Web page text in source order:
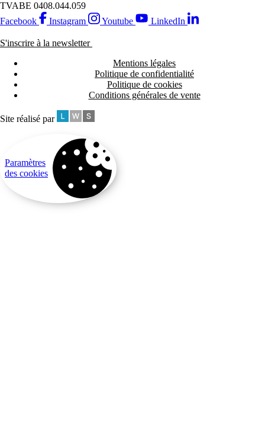
TVABE 0408.044.059
Facebook
Instagram Youtube LinkedIn
S'inscrire à la newsletter
Mentions légales
Politique de confidentialité
Politique de cookies
Conditions générales de vente
Site réalisé par
Paramètres
des cookies